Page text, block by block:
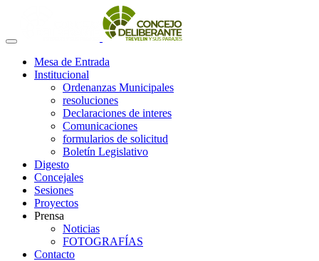
Mesa de Entrada
Institucional
Ordenanzas Municipales
resoluciones
Declaraciones de interes
Comunicaciones
formularios de solicitud
Boletín Legislativo
Digesto
Concejales
Sesiones
Proyectos
Prensa
Noticias
FOTOGRAFÍAS
Contacto